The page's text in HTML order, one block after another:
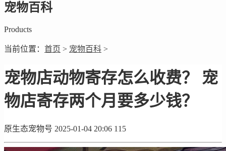
宠物百科
Products
当前位置： 首页 > 宠物百科 >
宠物店动物寄存怎么收费？ 宠
物店寄存两个月要多少钱？
原生态宠物号 2025-01-04 20:06 115